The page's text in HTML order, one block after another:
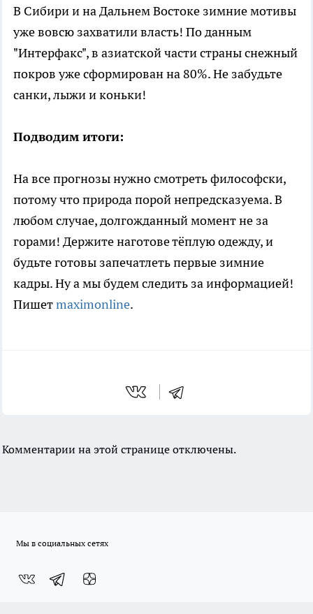
В Сибири и на Дальнем Востоке зимние мотивы
уже вовсю захватили власть! По данным
"Интерфакс", в азиатской части страны снежный
покров уже сформирован на 80%. Не забудьте
санки, лыжи и коньки!
Подводим итоги:
На все прогнозы нужно смотреть философски,
потому что природа порой непредсказуема. В
любом случае, долгожданный момент не за
горами! Держите наготове тёплую одежду, и
будьте готовы запечатлеть первые зимние
кадры. Ну а мы будем следить за информацией!
Пишетmaximonline.
Комментарии на этой странице отключены.
Мы в социальных сетях